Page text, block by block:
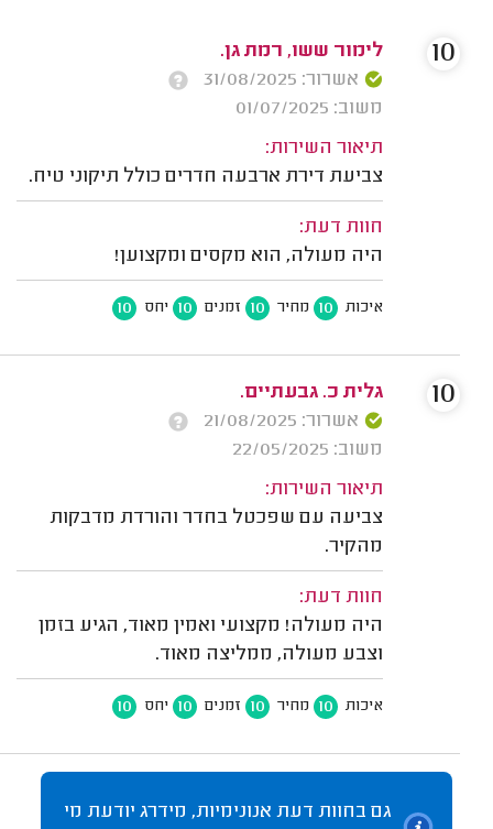
לימור ששו, רמת גן.
אשרור: 31/08/2025
משוב: 01/07/2025
תיאור השירות:
צביעת דירת ארבעה חדרים כולל תיקוני טיח.
חוות דעת:
היה מעולה, הוא מקסים ומקצוען!
איכות 10 מחיר 10 זמנים 10 יחס 10
10
גלית כ. גבעתיים.
אשרור: 21/08/2025
משוב: 22/05/2025
תיאור השירות:
צביעה עם שפכטל בחדר והורדת מדבקות
מהקיר.
חוות דעת:
היה מעולה! מקצועי ואמין מאוד, הגיע בזמן
וצבע מעולה, ממליצה מאוד.
איכות 10 מחיר 10 זמנים 10 יחס 10
10
גם בחוות דעת אנונימיות, מידרג יודעת מי